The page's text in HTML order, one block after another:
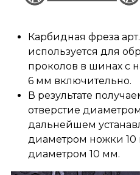
Карбидная фреза
используется для
проколов в шинах с
6 мм включительно.
В результате
отверстие
дальнейшем
диаметром ножки 10
диаметром 10 мм.